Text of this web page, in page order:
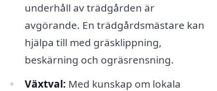
underhåll av trädgården är
avgörande. En trädgårdsmästare kan
hjälpa till med gräsklippning,
beskärning och ogräsrensning.
Växtval: Med kunskap om lokala